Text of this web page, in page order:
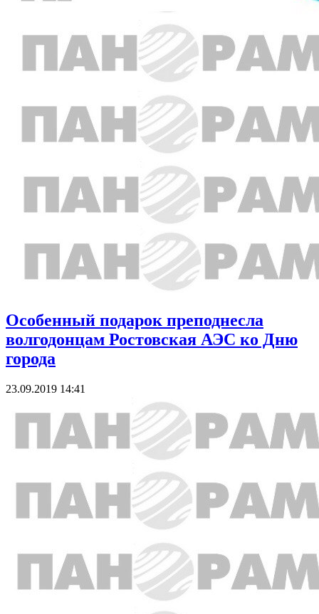
Особенный подарок преподнесла
волгодонцам Ростовская АЭС ко Дню
города
23.09.2019 14:41